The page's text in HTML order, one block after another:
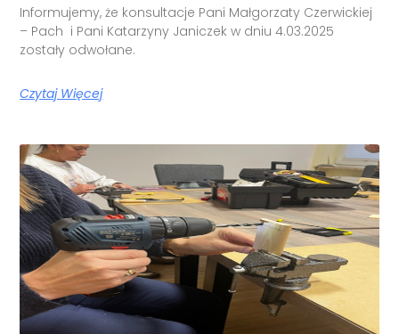
Informujemy, że konsultacje Pani Małgorzaty Czerwickiej
– Pach i Pani Katarzyny Janiczek w dniu 4.03.2025
zostały odwołane.
Czytaj Więcej